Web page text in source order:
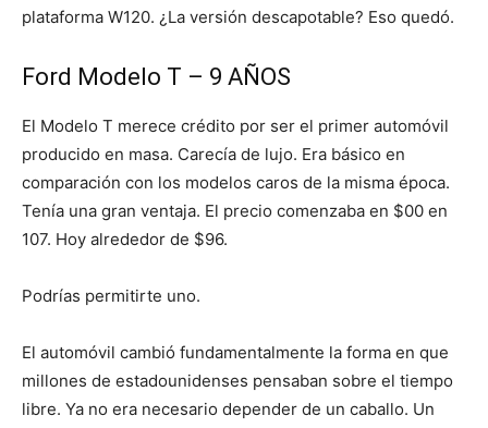
plataforma W120. ¿La versión descapotable? Eso quedó.
Ford Modelo T – 9 AÑOS
El Modelo T merece crédito por ser el primer automóvil
producido en masa. Carecía de lujo. Era básico en
comparación con los modelos caros de la misma época.
Tenía una gran ventaja. El precio comenzaba en $00 en
107. Hoy alrededor de $96.
Podrías permitirte uno.
El automóvil cambió fundamentalmente la forma en que
millones de estadounidenses pensaban sobre el tiempo
libre. Ya no era necesario depender de un caballo. Un